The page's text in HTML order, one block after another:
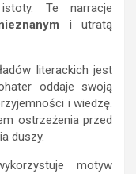
Te narracje
i utratą
literackich jest
oddaje swoją
i wiedzę.
ostrzeżenia przed
duszy.
motyw